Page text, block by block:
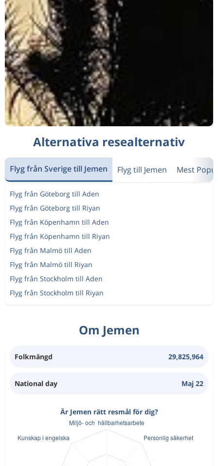
Alternativa resealternativ
Flyg från Sverige till Jemen Flyg till Jemen Mest
Flyg från Göteborg till Aden
Flyg från Göteborg till Riyan
Flyg från Köpenhamn till Aden
Flyg från Köpenhamn till Riyan
Flyg från Malmö till Aden
Flyg från Malmö till Riyan
Flyg från Stockholm till Aden
Flyg från Stockholm till Riyan
Om Jemen
Folkmängd 29,825,964
National day Maj 22
Är Jemen rätt resmål för dig?